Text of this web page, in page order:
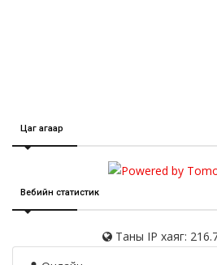
Цаг агаар
Вебийн статистик
Таны IP хаяг: